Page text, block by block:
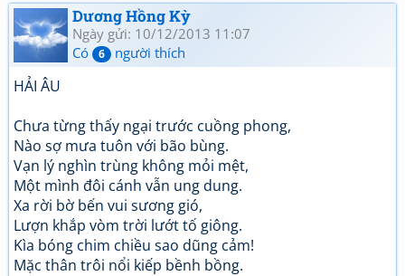
Dương Hồng Kỳ
Ngày gửi: 10/12/2013 11:07
Có
6 người thích
HẢI ÂU
Chưa từng thấy ngại trước cuồng phong,
Nào sợ mưa tuôn với bão bùng.
Vạn lý nghìn trùng không mỏi mệt,
Một mình đôi cánh vẫn ung dung.
Xa rời bờ bến vui sương gió,
Lượn khắp vòm trời lướt tố giông.
Kìa bóng chim chiều sao dũng cảm!
Mặc thân trôi nổi kiếp bềnh bồng.